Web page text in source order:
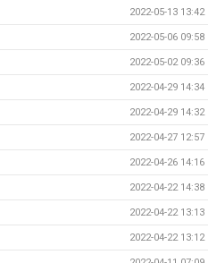
2022-05-13 13:42
2022-05-06 09:58
2022-05-02 09:36
2022-04-29 14:34
2022-04-29 14:32
2022-04-27 12:57
2022-04-26 14:16
2022-04-22 14:38
2022-04-22 13:13
2022-04-22 13:12